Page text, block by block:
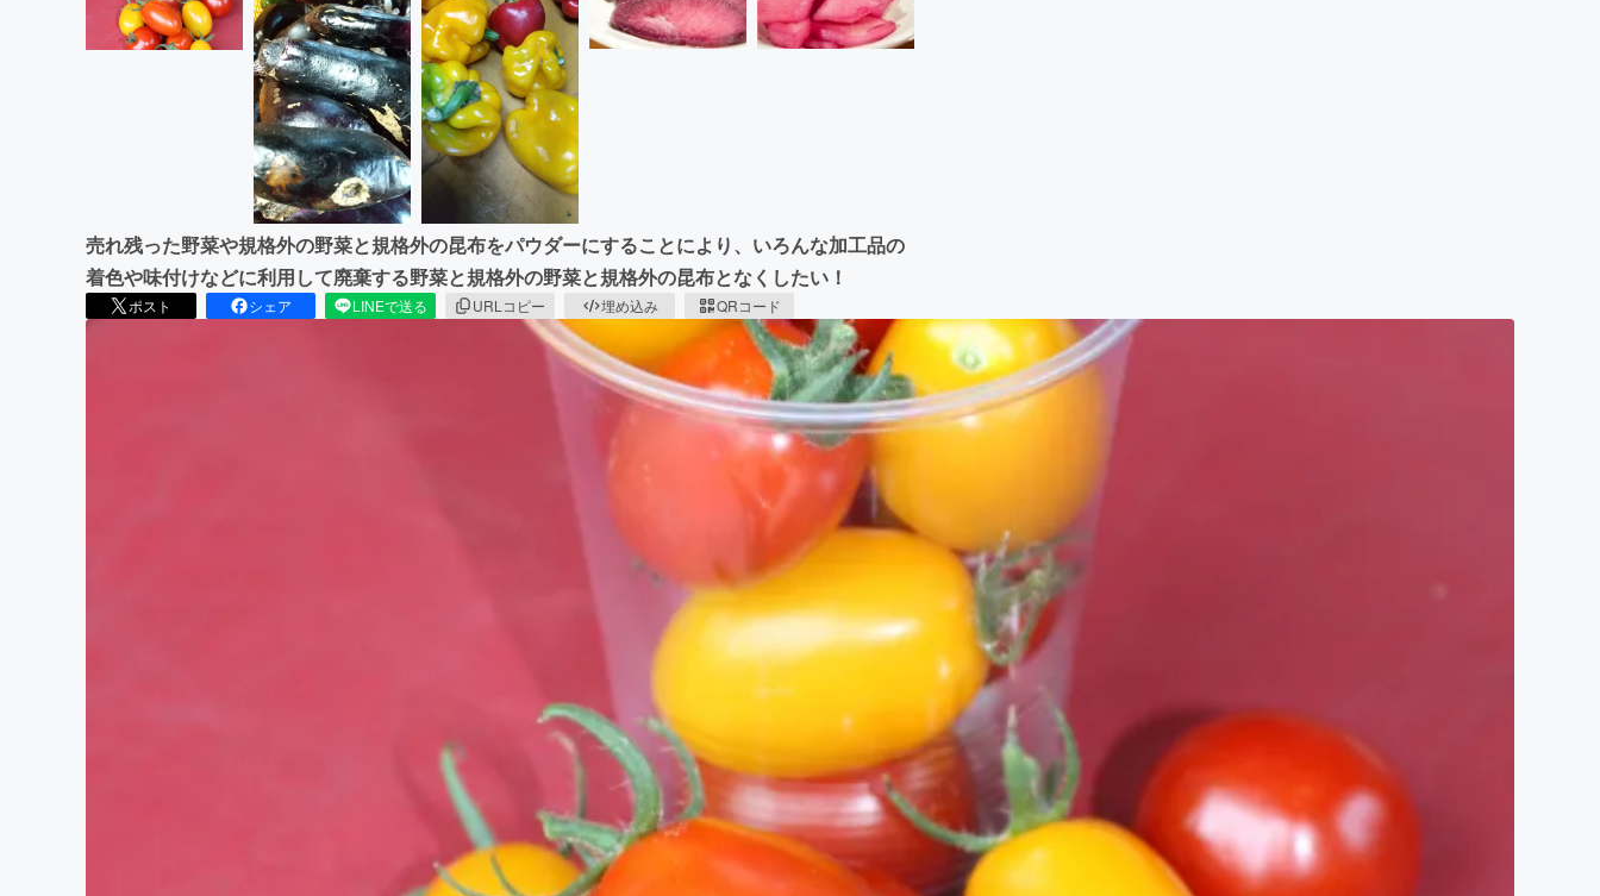
売れ残った野菜や規格外の野菜と規格外の昆布をパウダーにすることにより、いろんな加工品の
着色や味付けなどに利用して廃棄する野菜と規格外の野菜と規格外の昆布となくしたい！
ポスト シェア LINEで送る URLコピー 埋め込み QRコード